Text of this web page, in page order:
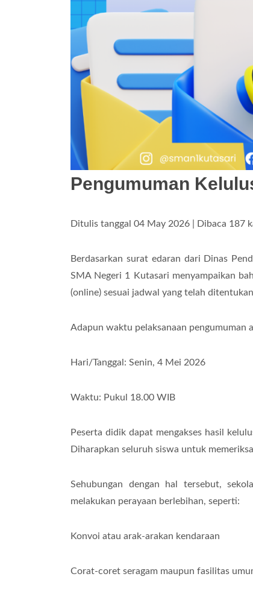
Pengumuman
Ditulis tanggal 04 May 2026 | Dibaca 187
Berdasarkan surat edaran dari Dinas
SMA Negeri 1 Kutasari menyampaikan
(online) sesuai jadwal yang telah
Adapun waktu pelaksanaan pengumuman
Hari/Tanggal: Senin, 4 Mei 2026
Waktu: Pukul 18.00 WIB
Peserta didik dapat mengakses hasil
Diharapkan seluruh siswa untuk
Sehubungan dengan hal tersebut,
melakukan perayaan berlebihan, seperti:
Konvoi atau arak-arakan kendaraan
Corat-coret seragam maupun fasilitas